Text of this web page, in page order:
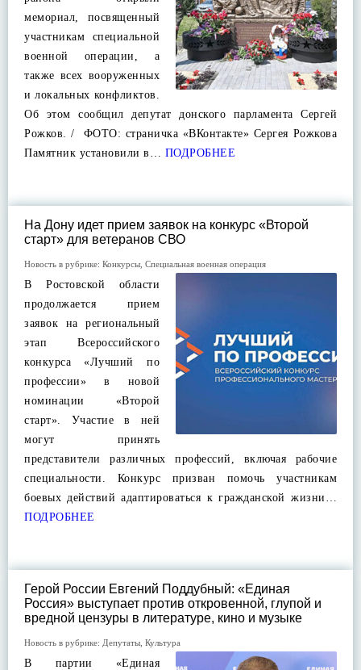
мемориал, посвященный
участникам специальной
военной операции, а
также всех вооруженных
и локальных конфликтов.
Об этом сообщил депутат донского парламента Сергей
Рожков. / ФОТО: страничка «ВКонтакте» Сергея Рожкова
Памятник установили в… ПОДРОБНЕЕ
На Дону идет прием заявок на конкурс «Второй
старт» для ветеранов СВО
Новость в рубрике: Конкурсы Специальная военная операция
В Ростовской области
продолжается прием
заявок на региональный
этап Всероссийского
конкурса «Лучший по
профессии» в новой
номинации «Второй
старт». Участие в ней
могут принять
представители различных профессий, включая рабочие
специальности. Конкурс призван помочь участникам
боевых действий адаптироваться к гражданской жизни…
ПОДРОБНЕЕ
Герой России Евгений Поддубный: «Единая
Россия» выступает против откровенной, глупой и
вредной цензуры в литературе, кино и музыке
Новость в рубрике: Депутаты Культура
В партии «Единая